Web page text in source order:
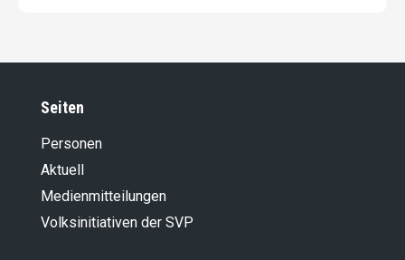
Seiten
Personen
Aktuell
Medienmitteilungen
Volksinitiativen der SVP